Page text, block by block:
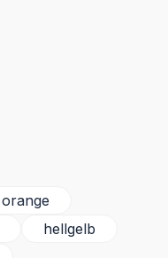
orange
hellgelb